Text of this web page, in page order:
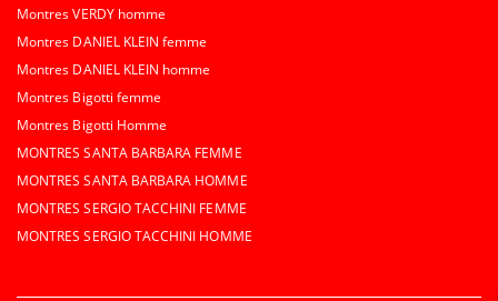
Montres VERDY homme
Montres DANIEL KLEIN femme
Montres DANIEL KLEIN homme
Montres Bigotti femme
Montres Bigotti Homme
MONTRES SANTA BARBARA FEMME
MONTRES SANTA BARBARA HOMME
MONTRES SERGIO TACCHINI FEMME
MONTRES SERGIO TACCHINI HOMME